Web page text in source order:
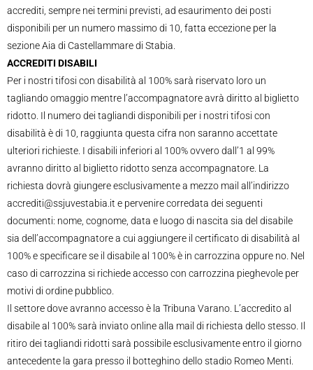
accrediti, sempre nei termini previsti, ad esaurimento dei posti
disponibili per un numero massimo di 10, fatta eccezione per la
sezione Aia di Castellammare di Stabia.
ACCREDITI DISABILI
Per i nostri tifosi con disabilità al 100% sarà riservato loro un
tagliando omaggio mentre l’accompagnatore avrà diritto al biglietto
ridotto. Il numero dei tagliandi disponibili per i nostri tifosi con
disabilità è di 10, raggiunta questa cifra non saranno accettate
ulteriori richieste. I disabili inferiori al 100% ovvero dall’1 al 99%
avranno diritto al biglietto ridotto senza accompagnatore. La
richiesta dovrà giungere esclusivamente a mezzo mail all’indirizzo
accrediti@ssjuvestabia.it e pervenire corredata dei seguenti
documenti: nome, cognome, data e luogo di nascita sia del disabile
sia dell’accompagnatore a cui aggiungere il certificato di disabilità al
100% e specificare se il disabile al 100% è in carrozzina oppure no. Nel
caso di carrozzina si richiede accesso con carrozzina pieghevole per
motivi di ordine pubblico.
Il settore dove avranno accesso è la Tribuna Varano. L’accredito al
disabile al 100% sarà inviato online alla mail di richiesta dello stesso. Il
ritiro dei tagliandi ridotti sarà possibile esclusivamente entro il giorno
antecedente la gara presso il botteghino dello stadio Romeo Menti.